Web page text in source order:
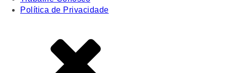
Política de Privacidade